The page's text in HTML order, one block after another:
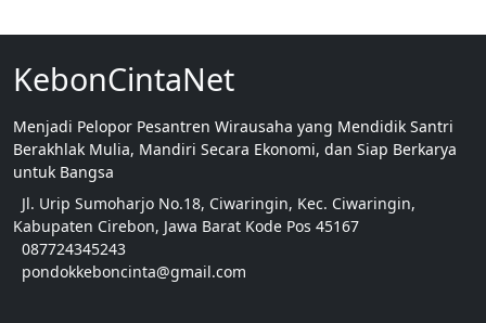
KebonCintaNet
Menjadi Pelopor Pesantren Wirausaha yang Mendidik Santri
Berakhlak Mulia, Mandiri Secara Ekonomi, dan Siap Berkarya
untuk Bangsa
Jl. Urip Sumoharjo No.18, Ciwaringin, Kec. Ciwaringin,
Kabupaten Cirebon, Jawa Barat Kode Pos 45167
087724345243
pondokkeboncinta@gmail.com